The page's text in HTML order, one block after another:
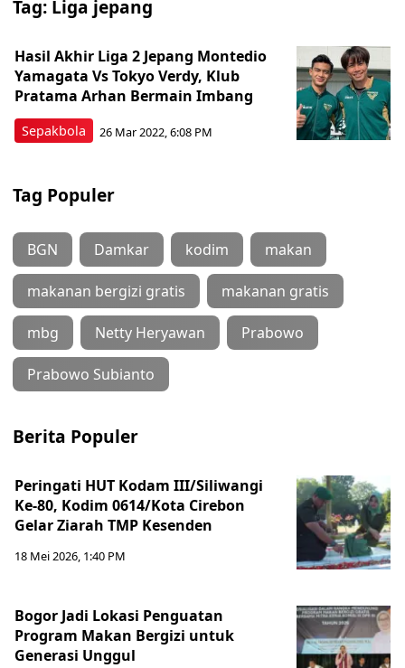
Tag: Liga jepang
Sepakbola
Hasil Akhir Liga 2 Jepang Montedio
Yamagata Vs Tokyo Verdy, Klub
Pratama Arhan Bermain Imbang
26 Mar 2022, 6:08 PM
Tag Populer
BGN Damkar kodim makan
makanan bergizi gratis makanan gratis
mbg Netty Heryawan Prabowo
Prabowo Subianto
Berita Populer
Peringati HUT Kodam III/Siliwangi
Ke-80, Kodim 0614/Kota Cirebon
Gelar Ziarah TMP Kesenden
18 Mei 2026, 1:40 PM
Bogor Jadi Lokasi Penguatan
Program Makan Bergizi untuk
Generasi Unggul